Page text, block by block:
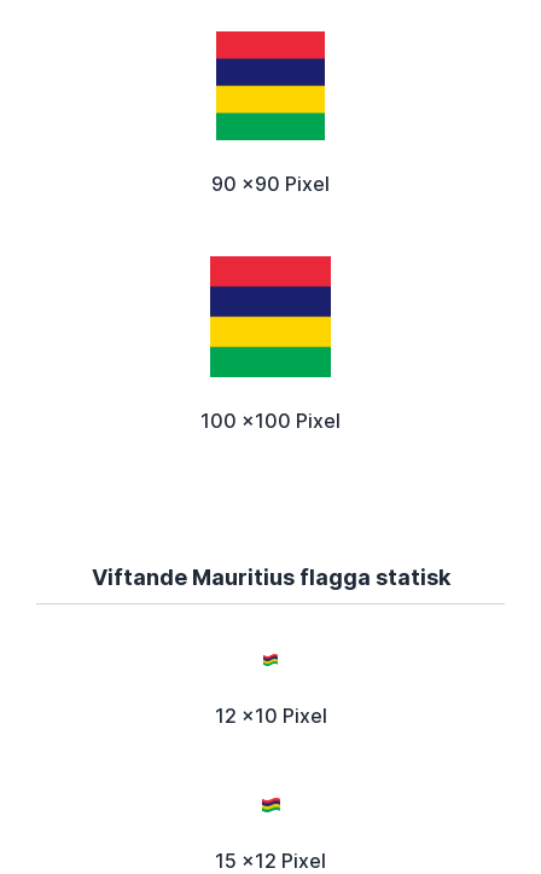
90 x90 Pixel
100 x100 Pixel
Viftande Mauritius flagga statisk
12 x10 Pixel
15 x12 Pixel